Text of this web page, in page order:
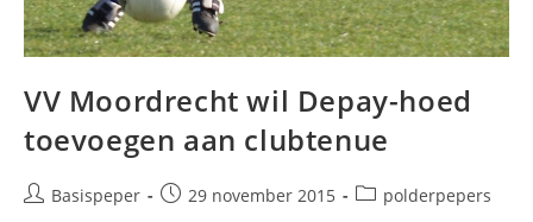
VV Moordrecht wil Depay-hoed
toevoegen aan clubtenue
BerichtBasispeper
Bericht29 november 2015 Berichtcategorie:
polderpepers